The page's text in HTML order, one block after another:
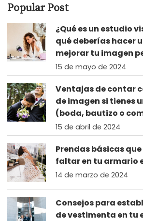
Popular Post
¿Qué es un estudio
qué deberías hacer
mejorar tu imagen
15 de mayo de 2024
Ventajas de contar
de imagen si tienes
(boda, bautizo o
15 de abril de 2024
Prendas básicas
faltar en tu armario
14 de marzo de 2024
Consejos para
de vestimenta en tu